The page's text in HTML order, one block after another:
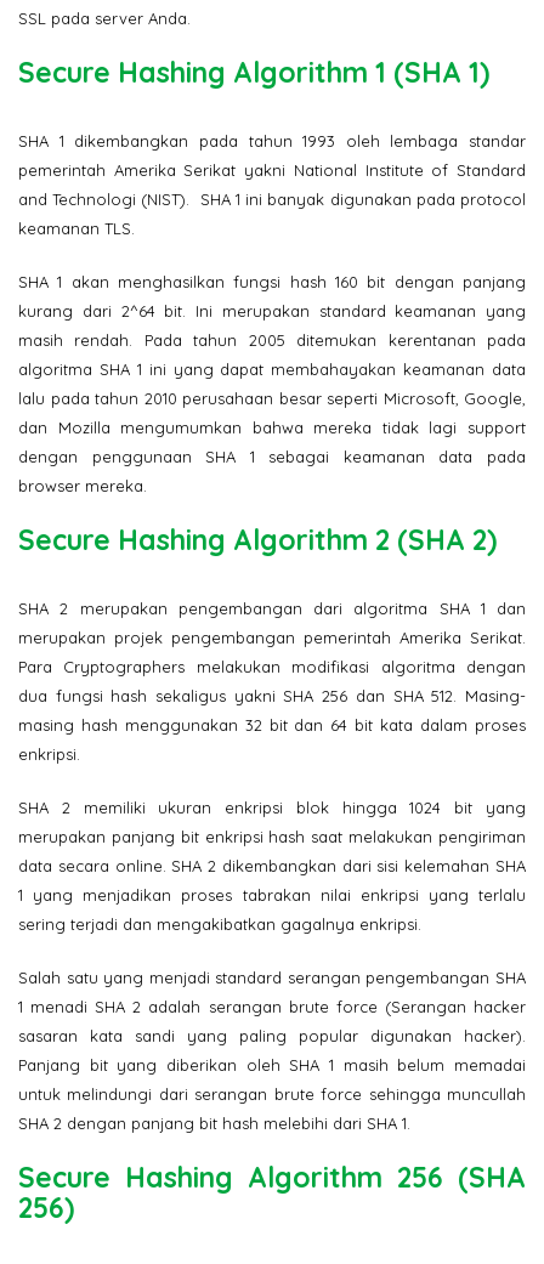
SSL pada server Anda.
Secure Hashing Algorithm 1 (SHA 1)
SHA 1 dikembangkan pada tahun 1993 oleh lembaga standar
pemerintah Amerika Serikat yakni National Institute of Standard
and Technologi (NIST). SHA 1 ini banyak digunakan pada protocol
keamanan TLS.
SHA 1 akan menghasilkan fungsi hash 160 bit dengan panjang
kurang dari 2^64 bit. Ini merupakan standard keamanan yang
masih rendah. Pada tahun 2005 ditemukan kerentanan pada
algoritma SHA 1 ini yang dapat membahayakan keamanan data
lalu pada tahun 2010 perusahaan besar seperti Microsoft, Google,
dan Mozilla mengumumkan bahwa mereka tidak lagi support
dengan penggunaan SHA 1 sebagai keamanan data pada
browser mereka.
Secure Hashing Algorithm 2 (SHA 2)
SHA 2 merupakan pengembangan dari algoritma SHA 1 dan
merupakan projek pengembangan pemerintah Amerika Serikat.
Para Cryptographers melakukan modifikasi algoritma dengan
dua fungsi hash sekaligus yakni SHA 256 dan SHA 512. Masing-
masing hash menggunakan 32 bit dan 64 bit kata dalam proses
enkripsi.
SHA 2 memiliki ukuran enkripsi blok hingga 1024 bit yang
merupakan panjang bit enkripsi hash saat melakukan pengiriman
data secara online. SHA 2 dikembangkan dari sisi kelemahan SHA
1 yang menjadikan proses tabrakan nilai enkripsi yang terlalu
sering terjadi dan mengakibatkan gagalnya enkripsi.
Salah satu yang menjadi standard serangan pengembangan SHA
1 menadi SHA 2 adalah serangan brute force (Serangan hacker
sasaran kata sandi yang paling popular digunakan hacker).
Panjang bit yang diberikan oleh SHA 1 masih belum memadai
untuk melindungi dari serangan brute force sehingga muncullah
SHA 2 dengan panjang bit hash melebihi dari SHA 1.
Secure Hashing Algorithm 256 (SHA
256)